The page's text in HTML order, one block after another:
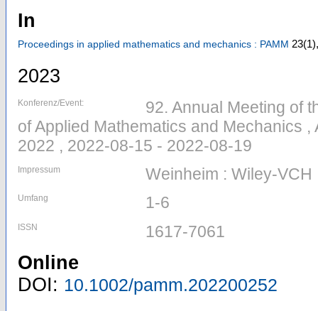
In
Proceedings in applied mathematics and mechanics : PAMM 23(1)
2023
Konferenz/Event:
92. Annual Meeting of
of Applied Mathematics and Mechanics
2022 , 2022-08-15 - 2022-08-19
Impressum Weinheim : Wiley-VCH
Umfang 1-6
ISSN 1617-7061
Online
DOI: 10.1002/pamm.202200252